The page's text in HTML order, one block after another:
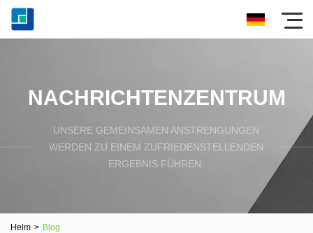
NACHRICHTENZENTRUM
UNSERE GEMEINSAMEN ANSTRENGUNGEN
WERDEN ZU EINEM ZUFRIEDENSTELLENDEN
ERGEBNIS FÜHREN.
Heim > Blog